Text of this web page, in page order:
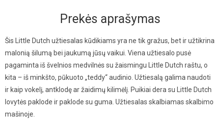
Prekės aprašymas
Šis Little Dutch užtiesalas kūdikiams yra ne tik gražus, bet ir užtikrina
malonią šilumą bei jaukumą jūsų vaikui. Viena užtiesalo pusė
pagaminta iš švelnios medvilnės su žaismingu Little Dutch raštu, o
kita – iš minkšto, pūkuoto „teddy“ audinio. Užtiesalą galima naudoti
ir kaip vokelį, antklodę ar žaidimų kilimėlį. Puikiai dera su Little Dutch
lovytės paklode ir paklode su guma. Užtiesalas skalbiamas skalbimo
mašinoje.